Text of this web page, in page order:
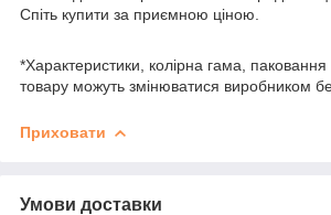
Спіть купити за приємною ціною.
*Характеристики, колірна гама, паковання
товару можуть змінюватися виробником
Приховати
Умови доставки